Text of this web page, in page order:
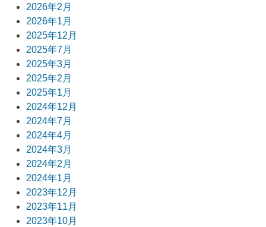
ー
シ
ョ
ン
2026年2月
2026年1月
2025年12月
2025年7月
2025年3月
2025年2月
2025年1月
2024年12月
2024年7月
2024年4月
2024年3月
2024年2月
2024年1月
2023年12月
2023年11月
2023年10月